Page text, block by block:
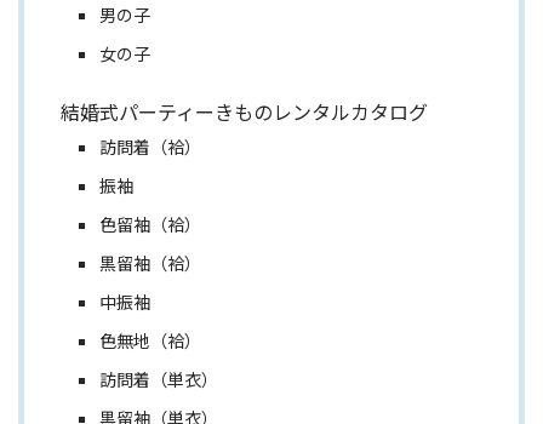
男の子
女の子
結婚式パーティーきものレンタルカタログ
訪問着（袷）
振袖
色留袖（袷）
黒留袖（袷）
中振袖
色無地（袷）
訪問着（単衣）
黒留袖（単衣）